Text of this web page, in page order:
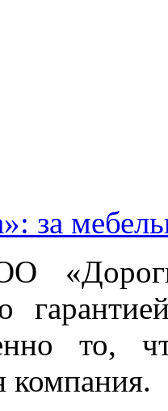
за
то,
компания.